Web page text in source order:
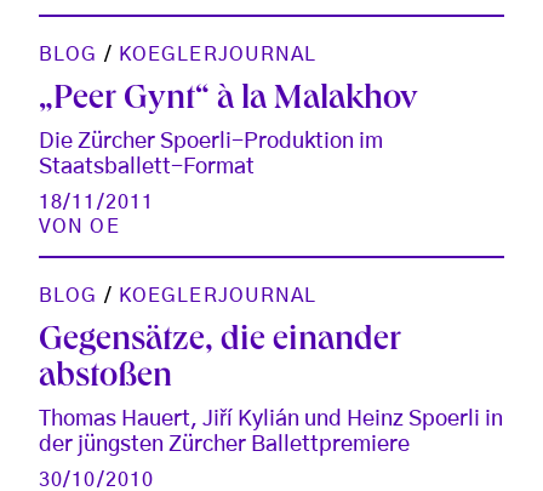
BLOG / KOEGLERJOURNAL
„Peer Gynt“ à la Malakhov
Die Zürcher Spoerli-Produktion im
Staatsballett-Format
18/11/2011
VONOE
BLOG / KOEGLERJOURNAL
Gegensätze, die einander
abstoßen
Thomas Hauert, Jiří Kylián und Heinz Spoerli in
der jüngsten Zürcher Ballettpremiere
30/10/2010